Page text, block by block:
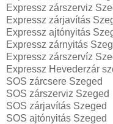
Expressz zárszerviz
Expressz zárjavítás
Expressz ajtónyitás
Expressz zárnyitás
Expressz zárszervíz
Expressz Hevederzár
SOS zárcsere Szeged
SOS zárszerviz Szeged
SOS zárjavítás Szeged
SOS ajtónyitás Szeged